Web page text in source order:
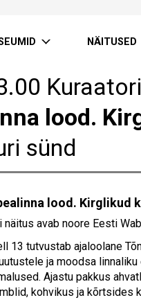
NÄITUSED
lood.
sünd
lood. Kirglikud
näitus avab noore Eesti
13 tutvustab ajaloolane
ja moodsa
Ajastu pakkus
kohvikus ja kõrtsides